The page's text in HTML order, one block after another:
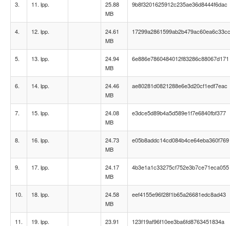
3. 11. lpp.
25.88
MB
9b8f3201625912c235ae36d8444f6dac
4. 12. lpp.
24.61
MB
17299a2861599ab2b479ac60ea6c33cc
5. 13. lpp.
24.94
MB
6e886e7860484012f83286c88067d171
6. 14. lpp.
24.46
MB
ae80281d0821288e6e3d20cf1edf7eac
7. 15. lpp.
24.08
MB
e3dce5d89b4a5d589e1f7e6840fbf377
8. 16. lpp.
24.73
MB
e05b8addc14cd084b4ce64eba360f769
9. 17. lpp.
24.17
MB
4b3e1a1c33275cf752e3b7ce71eca055
10. 18. lpp.
24.58
MB
eef4155e96f28f1b65a26681edc8ad43
11. 19. lpp.
23.91
123f19af96f10ee3ba6fd8763451834a